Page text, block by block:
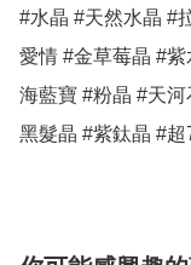
#水晶 #天然水晶 #
愛情 #金草莓晶 #紫
海藍寶 #粉晶 #天